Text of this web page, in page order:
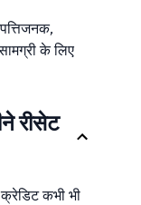
के लिए
रीसेट
क्रेडिट कभी भी